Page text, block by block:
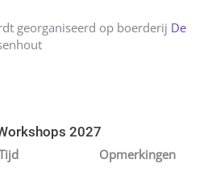
georganiseerd op boerderij De
2027
Opmerkingen